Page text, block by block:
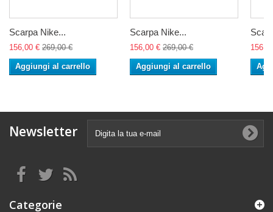
Scarpa Nike...
156,00 € 269,00 €
Aggiungi al carrello
Scarpa Nike...
156,00 € 269,00 €
Aggiungi al carrello
Newsletter
Categorie